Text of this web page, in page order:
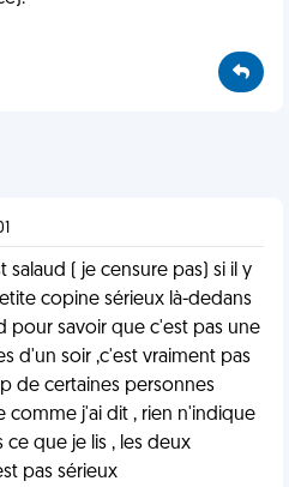
salaud ( je censure pas) si il y
copine sérieux là-dedans
pour savoir que c'est pas une
d'un soir ,c'est vraiment pas
de certaines personnes
comme j'ai dit , rien n'indique
que je lis , les deux
pas sérieux